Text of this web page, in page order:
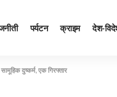
पर्यटन क्राइम देश-
दुष्कर्म, एक गिरफ्तार